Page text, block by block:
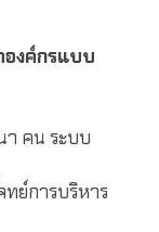
งค์กรแบบ
า คน ระบบ
ทย์การบริหาร